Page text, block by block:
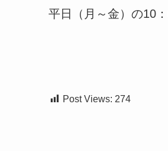
平日（月～金）の10
Post Views: 274